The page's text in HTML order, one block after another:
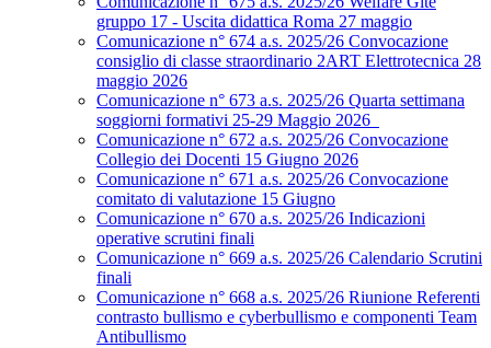
gruppo 17 - Uscita didattica Roma 27 maggio
Comunicazione n° 674 a.s. 2025/26 Convocazione
consiglio di classe straordinario 2ART Elettrotecnica 28
maggio 2026
Comunicazione n° 673 a.s. 2025/26 Quarta settimana
soggiorni formativi 25-29 Maggio 2026
Comunicazione n° 672 a.s. 2025/26 Convocazione
Collegio dei Docenti 15 Giugno 2026
Comunicazione n° 671 a.s. 2025/26 Convocazione
comitato di valutazione 15 Giugno
Comunicazione n° 670 a.s. 2025/26 Indicazioni
operative scrutini finali
Comunicazione n° 669 a.s. 2025/26 Calendario Scrutini
finali
Comunicazione n° 668 a.s. 2025/26 Riunione Referenti
contrasto bullismo e cyberbullismo e componenti Team
Antibullismo